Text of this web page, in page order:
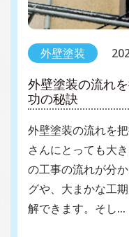
外壁塗装
外壁塗装の流れ
功の秘訣
外壁塗装の流れを
さんにとっても大
の工事の流れが分
グや、大まかな工
解できます。そし…